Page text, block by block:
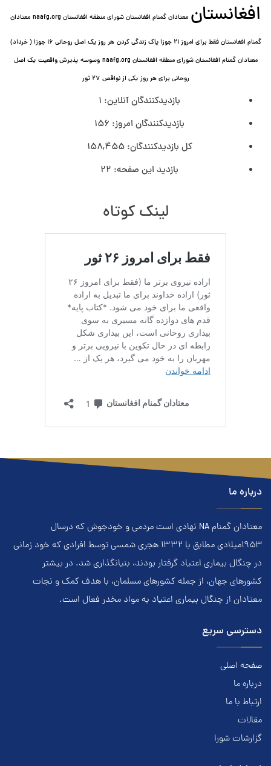
افغانستان معتادان گمنام افغانستان شورای منطقه افغانستان naafg.org معتادان
گمنام افغانستان فقط برای امروز ۲۱ جوزا پاک زندگی کردن
هر روز یک اصل روحانی ۱۶ جوزا ( خرداد)
معتادان گمنام افغانستان شورای منطقه افغانستان naafg.org
وسوسه پذيرش واقعیت یک اصل
روحانی برای هر روز یکی از نواقص ۲۷ ثور
بازدیدکنندگان آنلاین: 1
بازدیدکنندگان امروز: 156
کل بازدیدکنند‌گان:158,455
بازدید این صفحه: 22
لینک کوتاه
درباره ما
معتادان گمنام NA نهادي است مردمي و خودجوش که درسال
۱۹۵۳ميلادي مطابق با ۱۳۳۲ هجري‌ شمسي توسط افرادي که خود زماني
در چنگال بیماری اعتياد گرفتار بودند، بنيانگذاري شد. در بيشتر
کشور‌هاي جهان، از جمله کشور‌هاي مسلمان، با هدف کمک و نجات
معتادان از چنگال بیماری اعتياد به مواد مخدر فعال است.
دسترسی سریع
صفحه اصلی
درباره ما
ارتباط با ما
مقالات
گزارشات شورا